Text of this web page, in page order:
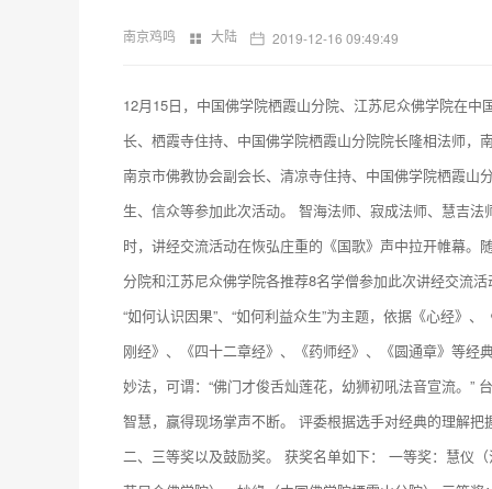
南京鸡鸣 大陆 2019-12-16 09:49:49
12月15日，中国佛学院栖霞山分院、江苏尼众佛学院在
长、栖霞寺住持、中国佛学院栖霞山分院院长隆相法师，
南京市佛教协会副会长、清凉寺住持、中国佛学院栖霞山
生、信众等参加此次活动。 智海法师、寂成法师、慧吉
时，讲经交流活动在恢弘庄重的《国歌》声中拉开帷幕
分院和江苏尼众佛学院各推荐8名学僧参加此次讲经交流活
“如何认识因果”、“如何利益众生”为主题，依据《心经》
刚经》、《四十二章经》、《药师经》、《圆通章》等
妙法，可谓：“佛门才俊舌灿莲花，幼狮初吼法音宣流。”
智慧，赢得现场掌声不断。 评委根据选手对经典的理解
二、三等奖以及鼓励奖。 获奖名单如下： 一等奖：慧仪